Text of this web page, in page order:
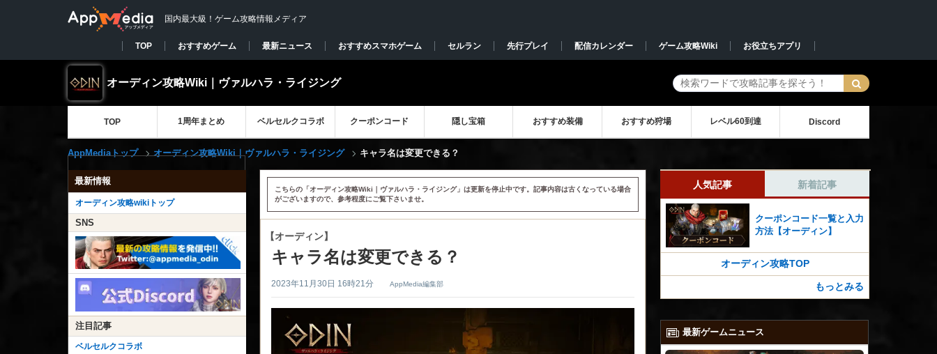
国内最大級！ゲーム攻略情報メディア
TOP おすすめゲーム 最新ニュース おすすめスマホゲーム セルラン 先行プレイ 配信カレンダー ゲーム攻略Wiki お役立ちアプリ
オーディン攻略Wiki｜ヴァルハラ・ライジング
TOP 1周年まとめ ベルセルクコラボ クーポンコード 隠し宝箱 おすすめ装備 おすすめ狩場 レベル60到達 Discord
AppMediaトップ オーディン攻略Wiki｜ヴァルハラ・ライジング キャラ名は変更できる？
こちらの「オーディン攻略Wiki｜ヴァルハラ・ライジング」は更新を停止中です。記事内容は古くなっている場合
がございますので、参考程度にご覧下さいませ。
【オーディン】
キャラ名は変更できる？
2023年11月30日 16時21分 AppMedia編集部
最新情報
オーディン攻略wikiトップ
SNS
注目記事
ベルセルクコラボ
人気記事 新着記事
クーポンコード一覧と入力
方法【オーディン】
オーディン攻略TOP
もっとみる
最新ゲームニュース